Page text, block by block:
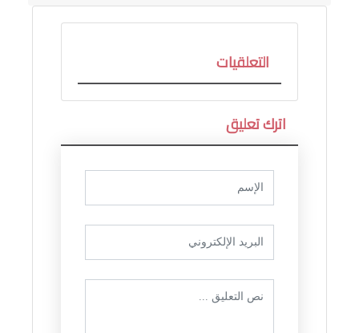
التعلقيات
اترك تعليق